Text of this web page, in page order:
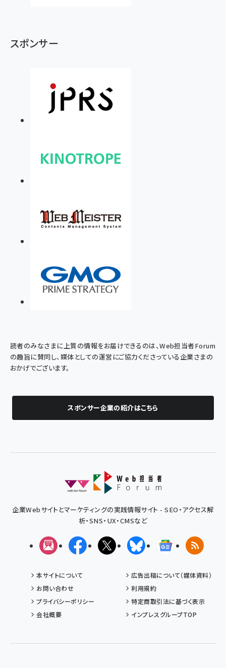
スポンサー
読者のみなさまに上質の情報をお届けできるのは、Web担当者Forum
の趣旨に賛同し、媒体としての運営にご協力くださっている企業さまの
おかげでございます。
スポンサー企業の紹介はこちら
企業Webサイトとマーケティングの実践情報サイト - SEO・アクセス解
析・SNS・UX・CMSなど
メルマガFacebookX(エックス)BlueskyGoogleニュ
RSS
本サイトについて
広告出稿について（媒体資料）
お問い合わせ
利用規約
プライバシーポリシー
特定商取引法に基づく表示
会社概要
インプレスグループTOP